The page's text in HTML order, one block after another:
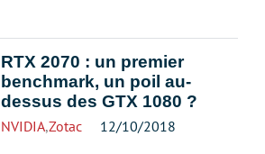
RTX 2070 : un premier
benchmark, un poil au-
dessus des GTX 1080 ?
NVIDIA,Zotac 12/10/2018